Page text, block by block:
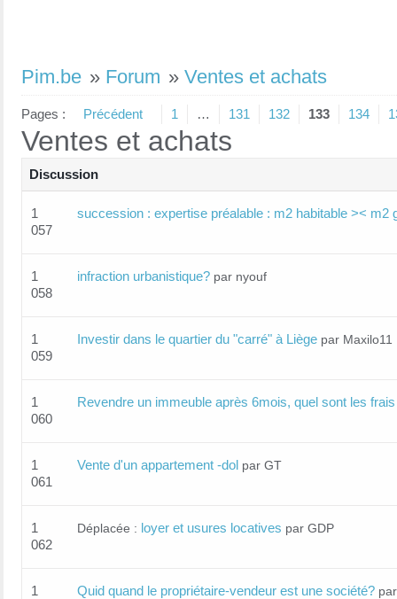
Pim.be » Forum » Ventes et achats
Pages : Précédent 1 … 131 132 133 134
Ventes et achats
Discussion
1
057
succession : expertise préalable : m2 habitable >< m2
1
058
infraction urbanistique? par nyouf
1
059
Investir dans le quartier du "carré" à Liège par Maxilo11
1
060
Revendre un immeuble après 6mois, quel sont les
1
061
Vente d'un appartement -dol par GT
1
062
Déplacée : loyer et usures locatives par GDP
1
Quid quand le propriétaire-vendeur est une société?